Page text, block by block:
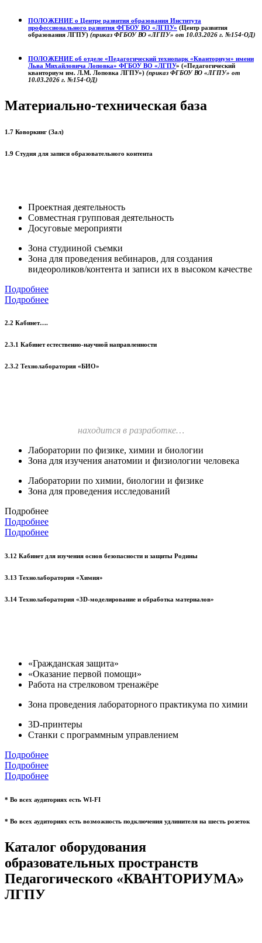
ПОЛОЖЕНИЕ о Центре развития образования Института
профессионального развития ФГБОУ ВО «ЛГПУ» (Центр развития
образования ЛГПУ) (приказ ФГБОУ ВО «ЛГПУ» от 10.03.2026 г. №154-ОД)
ПОЛОЖЕНИЕ об отделе «Педагогический технопарк «Кванториум» имени
Льва Михайловича Лоповка» ФГБОУ ВО «ЛГПУ» («Педагогический
кванториум им. Л.М. Лоповка ЛГПУ») (приказ ФГБОУ ВО «ЛГПУ» от
10.03.2026 г. №154-ОД)
Материально-техническая база
1.7 Коворкинг (Зал)
1.9 Студия для записи образовательного контента
Проектная деятельность
Совместная групповая деятельность
Досуговые мероприяти
Зона студииной съемки
Зона для проведения вебинаров, для создания
видеороликов/контента и записи их в высоком качестве
Подробнее
Подробнее
2.2 Кабинет….
2.3.1 Кабинет естественно-научной направленности
2.3.2 Технолаборатория «БИО»
находится в разработке…
Лаборатории по физике, химии и биологии
Зона для изучения анатомии и физиологии человека
Лаборатории по химии, биологии и физике
Зона для проведения исследований
Подробнее
Подробнее
Подробнее
3.12 Кабинет для изучения основ безопасности и защиты Родины
3.13 Технолаборатория «Химия»
3.14 Технолаборатория «3D-моделирование и обработка материалов»
«Гражданская защита»
«Оказание первой помощи»
Работа на стрелковом тренажёре
Зона проведения лабораторного практикума по химии
3D-принтеры
Станки с программным управлением
Подробнее
Подробнее
Подробнее
* Во всех аудиториях есть WI-FI
* Во всех аудиториях есть возможность подключения удлинителя на шесть розеток
Каталог оборудования
образовательных пространств
Педагогического «КВАНТОРИУМА»
ЛГПУ